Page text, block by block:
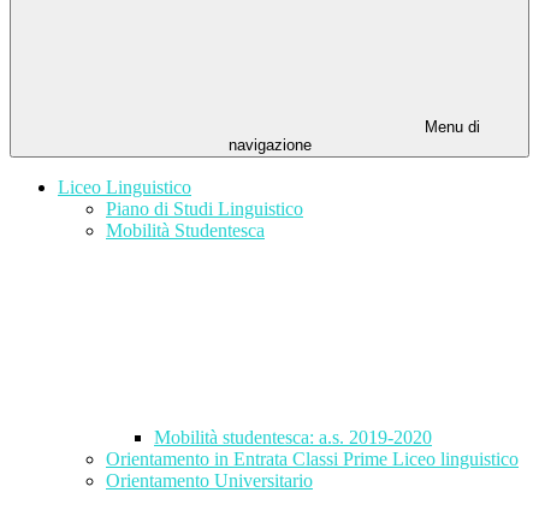
Menu di
navigazione
Liceo Linguistico
Piano di Studi Linguistico
Mobilità Studentesca
Mobilità studentesca: a.s. 2019-2020
Orientamento in Entrata Classi Prime Liceo linguistico
Orientamento Universitario